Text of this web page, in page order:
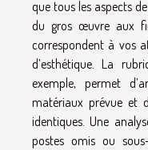
que tous les aspects
du gros œuvre aux
correspondent à vos
d’esthétique. La
exemple, permet
matériaux prévue et
identiques. Une
postes omis ou